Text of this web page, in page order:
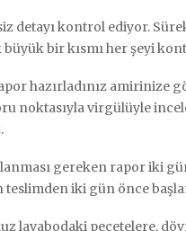
detayı kontrol ediyor.
büyük bir kısmı her şeyi
hazırladınız amirinize
noktasıyla virgülüyle
gereken rapor iki
teslimden iki gün önce
lavabodaki peçetelere,